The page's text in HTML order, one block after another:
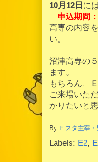
10月12日 に
申込期間
高専の内容
い。
沼津高専の
ます。
もちろん、
ご来場いた
かりたいと
By Ｅスタ主宰
Labels: E2,